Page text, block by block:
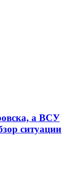
а ВСУ
ситуации